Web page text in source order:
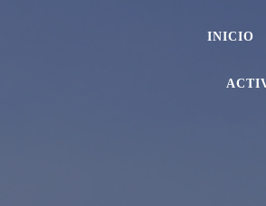
INICIO